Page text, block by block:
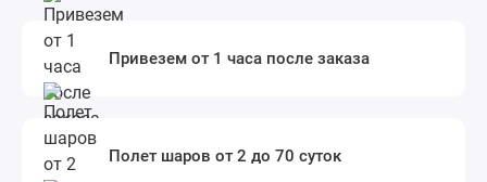
Привезем от 1 часа после заказа
Полет шаров от 2 до 70 суток